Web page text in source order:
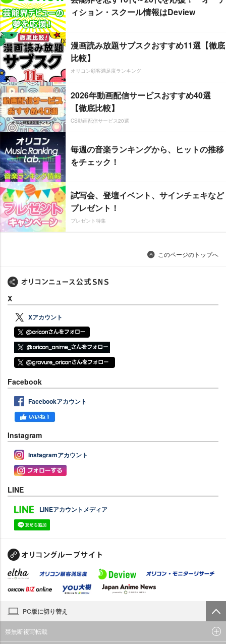
ィション・スクール情報はDeview
漫画読み放題サブスクおすすめ11選【徹底
比較】
オリコン顧客満足度ランキング
2026年動画配信サービスおすすめ40選
【徹底比較】
CS動画配信サービス20選
毎週の音楽ランキングから、ヒットの推移
をチェック！
試写会、登壇イベント、サインチェキなど
プレゼント！
プレゼント特集
このページのトップへ
X
Xアカウント
Facebook
Facebookアカウント
Instagram
Instagramアカウント
LINE
LINEアカウントメディア
PC版に切り替え
禁無断複写転載